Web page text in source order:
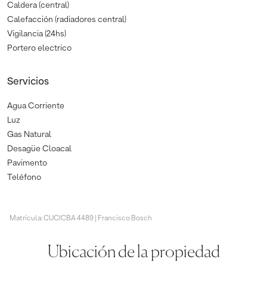
Caldera (central)
Calefacción (radiadores central)
Vigilancia (24hs)
Portero electrico
Servicios
Agua Corriente
Luz
Gas Natural
Desagüe Cloacal
Pavimento
Teléfono
Matrícula: CUCICBA 4489 | Francisco Bosch
Ubicación de la propiedad